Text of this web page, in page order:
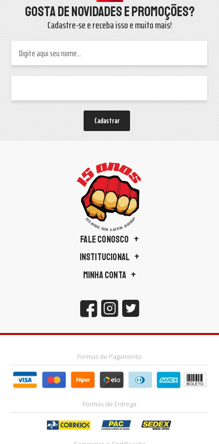
Gosta de novidades e promoções?
Cadastre-se e receba isso e muito mais!
Cadastrar
FALE CONOSCO
INSTITUCIONAL
MINHA CONTA
Formas de Pagamento
Formas de Entrega